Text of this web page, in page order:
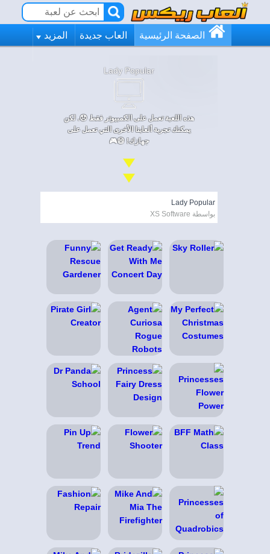
الصفحة الرئيسية العاب جديدة المزيد
Lady Popular
هذه اللعبة تعمل على الكمبيوتر فقط 😞. لكن
يمكنك تجربة ألعابنا الأخرى التي تعمل على
جهازك! 😄🎮
Lady Popular
بواسطة XS Software